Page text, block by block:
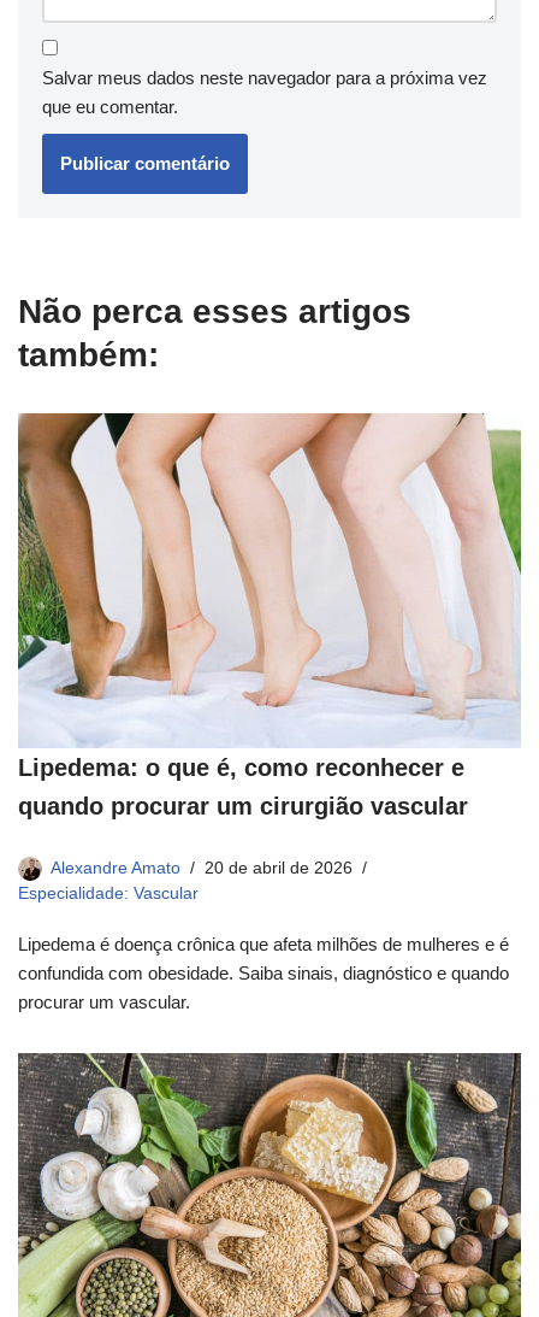
Salvar meus dados neste navegador para a próxima vez
que eu comentar.
Não perca esses artigos
também:
Lipedema: o que é, como reconhecer e
quando procurar um cirurgião vascular
Alexandre Amato
20 de abril de 2026
Especialidade: Vascular
Lipedema é doença crônica que afeta milhões de mulheres e é
confundida com obesidade. Saiba sinais, diagnóstico e quando
procurar um vascular.